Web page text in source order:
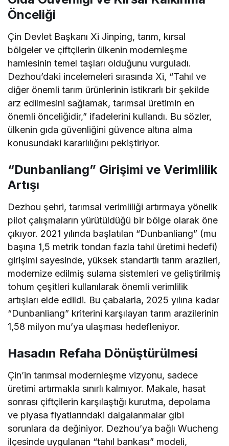
Önceliği
Çin Devlet Başkanı Xi Jinping, tarım, kırsal
bölgeler ve çiftçilerin ülkenin modernleşme
hamlesinin temel taşları olduğunu vurguladı.
Dezhou’daki incelemeleri sırasında Xi, “Tahıl ve
diğer önemli tarım ürünlerinin istikrarlı bir şekilde
arz edilmesini sağlamak, tarımsal üretimin en
önemli önceliğidir,” ifadelerini kullandı. Bu sözler,
ülkenin gıda güvenliğini güvence altına alma
konusundaki kararlılığını pekiştiriyor.
“Dunbanliang” Girişimi ve Verimlilik
Artışı
Dezhou şehri, tarımsal verimliliği artırmaya yönelik
pilot çalışmaların yürütüldüğü bir bölge olarak öne
çıkıyor. 2021 yılında başlatılan “Dunbanliang” (mu
başına 1,5 metrik tondan fazla tahıl üretimi hedefi)
girişimi sayesinde, yüksek standartlı tarım arazileri,
modernize edilmiş sulama sistemleri ve geliştirilmiş
tohum çeşitleri kullanılarak önemli verimlilik
artışları elde edildi. Bu çabalarla, 2025 yılına kadar
“Dunbanliang” kriterini karşılayan tarım arazilerinin
1,58 milyon mu’ya ulaşması hedefleniyor.
Hasadın Refaha Dönüştürülmesi
Çin’in tarımsal modernleşme vizyonu, sadece
üretimi artırmakla sınırlı kalmıyor. Makale, hasat
sonrası çiftçilerin karşılaştığı kurutma, depolama
ve piyasa fiyatlarındaki dalgalanmalar gibi
sorunlara da değiniyor. Dezhou’ya bağlı Wucheng
ilçesinde uygulanan “tahıl bankası” modeli,